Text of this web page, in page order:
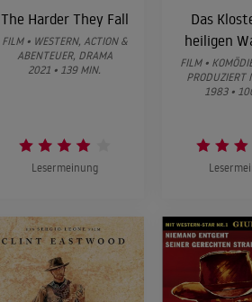
The Harder They Fall
FILM • WESTERN, ACTION &
ABENTEUER, DRAMA
2021 • 139 MIN.
Lesermeinung
Das
heiligen
FILM •
PRODUZIERT
1983 •